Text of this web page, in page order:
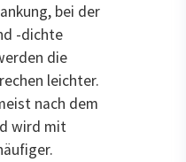
bei der
-dichte
die
leichter.
nach dem
wird mit